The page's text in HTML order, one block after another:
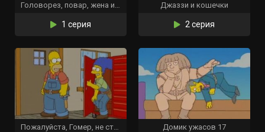
Головорез, повар, жена и её Гомер
1 серия
Джаззи и кошечки
2 серия
Пожалуйста, Гомер, не стучи Домик ужасов 17